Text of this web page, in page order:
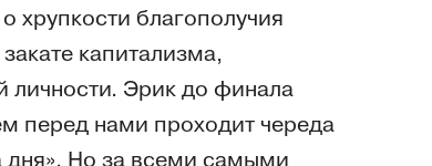
благополучия
капитализма,
личности. Эрик до финала
перед нами проходит череда